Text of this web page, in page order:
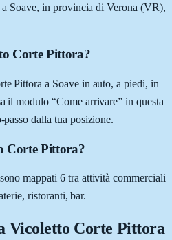
Soave, in provincia di Verona (VR),
Corte Pittora?
Pittora a Soave in auto, a piedi, in
il modulo “Come arrivare” in questa
dalla tua posizione.
Corte Pittora?
mappati 6 tra attività commerciali
ristoranti, bar.
Vicoletto Corte Pittora